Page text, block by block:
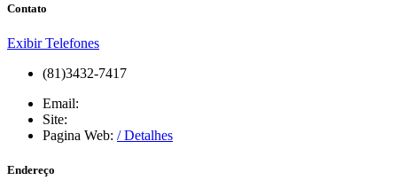
Contato
Exibir Telefones
(81)3432-7417
Email:
Site:
Pagina Web: / Detalhes
Endereço